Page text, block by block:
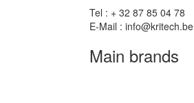
Tel : + 32 87 85 04 78
E-Mail : info@kritech.be
Main brands